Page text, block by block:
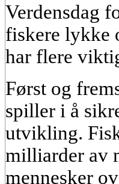
Verdensdag
fiskere lykke
har flere
Først og
spiller i å
utvikling.
milliarder av
mennesker